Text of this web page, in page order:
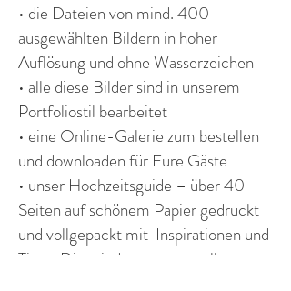
• die Dateien von mind. 400
ausgewählten Bildern in hoher
Auflösung und ohne Wasserzeichen
• alle diese Bilder sind in unserem
Portfoliostil bearbeitet
• eine Online-Galerie zum bestellen
und downloaden für Eure Gäste
• unser Hochzeitsguide – über 40
Seiten auf schönem Papier gedruckt
und vollgepackt mit Inspirationen und
Tipps. Dies sind unser wertvollsten